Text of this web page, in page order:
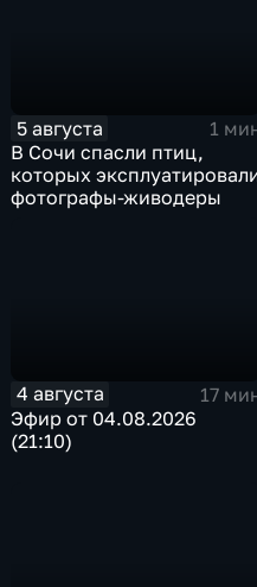
5 августа
1
В Сочи спасли птиц,
которых
фотографы-живодеры
4 августа
17
Эфир от 04.08.2026
(21:10)